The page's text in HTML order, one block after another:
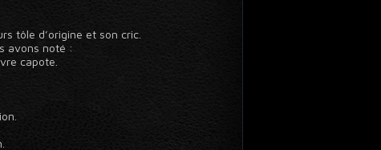
tôle d’origine et son cric.
avons noté :
capote.